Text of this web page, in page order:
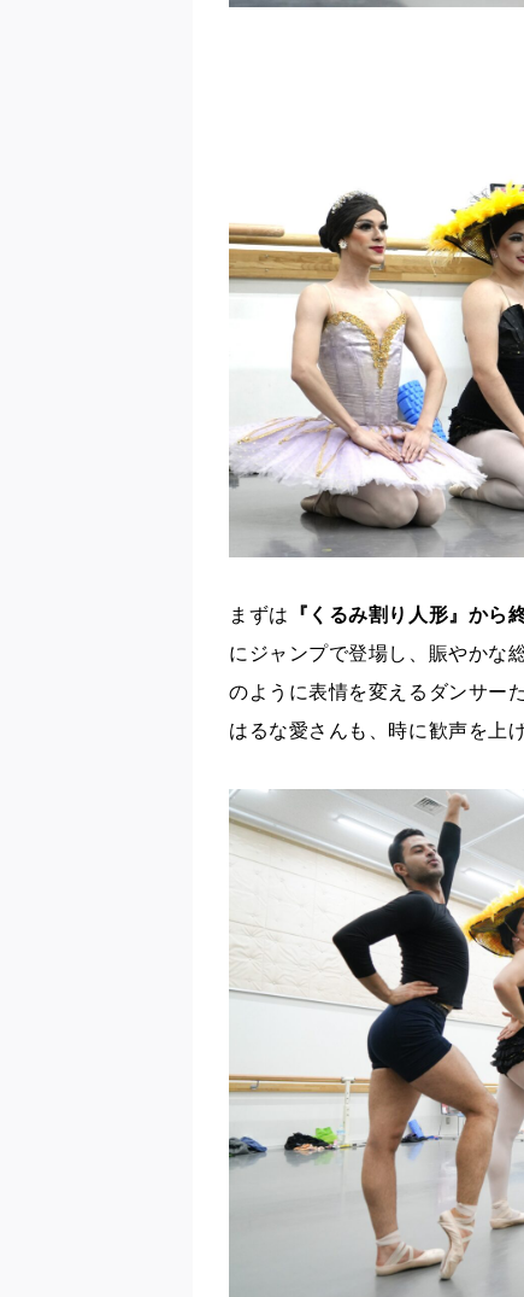
まずは 『くるみ割り人形』から
にジャンプで登場し、賑やかな
のように表情を変えるダンサー
はるな愛さんも、時に歓声を上